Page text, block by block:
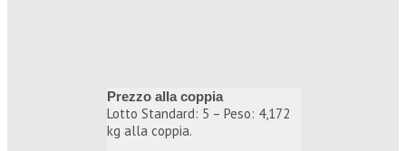
Prezzo alla coppia
Lotto Standard: 5 – Peso: 4,172
kg alla coppia.